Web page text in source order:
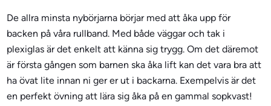
De allra minsta nybörjarna börjar med att åka upp för
backen på våra rullband. Med både väggar och tak i
plexiglas är det enkelt att känna sig trygg. Om det däremot
är första gången som barnen ska åka lift kan det vara bra att
ha övat lite innan ni ger er ut i backarna. Exempelvis är det
en perfekt övning att lära sig åka på en gammal sopkvast!